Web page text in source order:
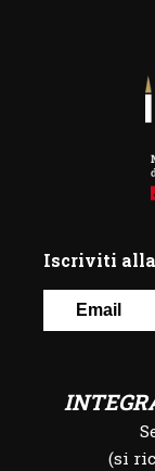
Iscriviti
(si